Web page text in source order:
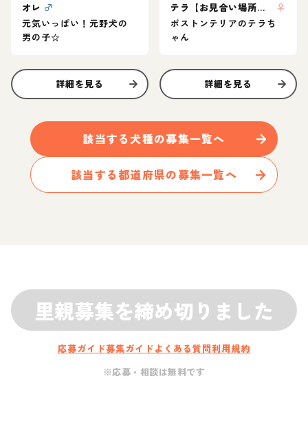
オレ ♂
元気いっぱい！元野犬の
男の子☆
詳細を見る
テラ【お見合い場所：神奈川】
♀
ボストンテリアのテラち
ゃん
詳細を見る
該当する犬種の募集一覧へ
該当する都道府県の募集一覧へ
里親募集を締め切りました
応募ガイド募集ガイド よくある質問利用規約
※応募・相談は無料です